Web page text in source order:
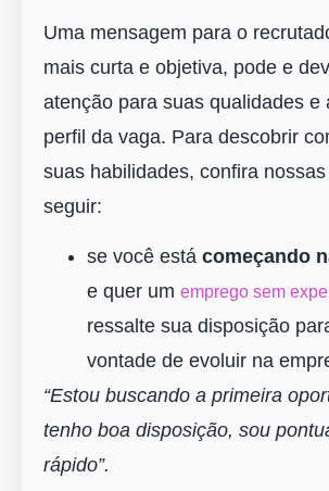
Uma mensagem para o
mais curta e objetiva, pode e
atenção para suas qualidades e
perfil da vaga. Para descobrir
suas habilidades, confira
seguir:
se você está começando
e quer um emprego sem
ressalte sua disposição
vontade de evoluir na
“Estou buscando a primeira
tenho boa disposição, sou
rápido”.